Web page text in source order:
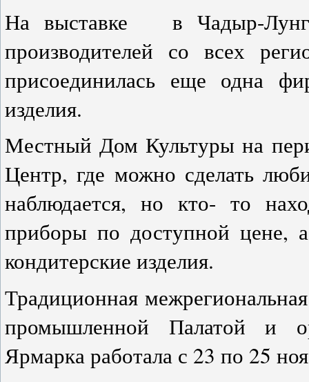
На выставке в Чадыр-
производителей со всех
присоединилась еще одна
изделия.
Местный Дом Культуры на
Центр, где можно сделать
наблюдается, но кто- то
приборы по доступной
кондитерские изделия.
Традиционная
промышленной Палатой и
Ярмарка работала с 23 по 25